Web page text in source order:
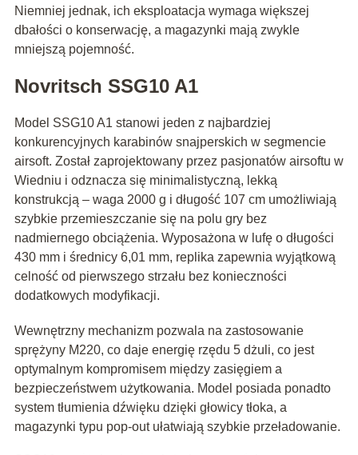
Niemniej jednak, ich eksploatacja wymaga większej
dbałości o konserwację, a magazynki mają zwykle
mniejszą pojemność.
Novritsch SSG10 A1
Model SSG10 A1 stanowi jeden z najbardziej
konkurencyjnych karabinów snajperskich w segmencie
airsoft. Został zaprojektowany przez pasjonatów airsoftu w
Wiedniu i odznacza się minimalistyczną, lekką
konstrukcją – waga 2000 g i długość 107 cm umożliwiają
szybkie przemieszczanie się na polu gry bez
nadmiernego obciążenia. Wyposażona w lufę o długości
430 mm i średnicy 6,01 mm, replika zapewnia wyjątkową
celność od pierwszego strzału bez konieczności
dodatkowych modyfikacji.
Wewnętrzny mechanizm pozwala na zastosowanie
sprężyny M220, co daje energię rzędu 5 dżuli, co jest
optymalnym kompromisem między zasięgiem a
bezpieczeństwem użytkowania. Model posiada ponadto
system tłumienia dźwięku dzięki głowicy tłoka, a
magazynki typu pop-out ułatwiają szybkie przeładowanie.